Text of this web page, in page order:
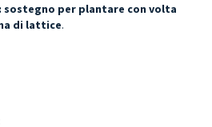
sostegno per plantare con volta
di lattice.